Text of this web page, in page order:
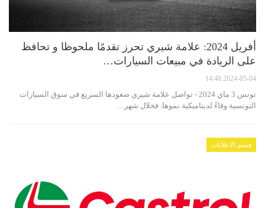
أفريل 2024: علامة شيري تحرز تقدمًا ملحوظا و تحافظ
على الريادة في مبيعات السيارات…
2024-05-04 14:48
تونس 3 ماي 2024 - تواصل علامة شيري صعودها السريع في سوق السيارات
التونسية وفاءً لديناميكية نموها. فخلال شهر…
قسم الاعلانات